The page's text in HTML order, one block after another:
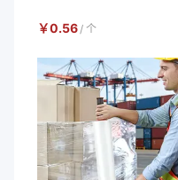
￥0.56 / 个